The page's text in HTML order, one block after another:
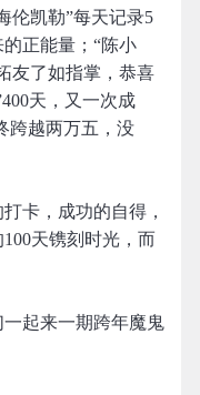
伦凯勒”每天记录5
正能量；“陈小
友了如指掌，恭喜
天，又一次成
跨越两万五，没
卡，成功的自得，
天镌刻时光，而
起来一期跨年魔鬼